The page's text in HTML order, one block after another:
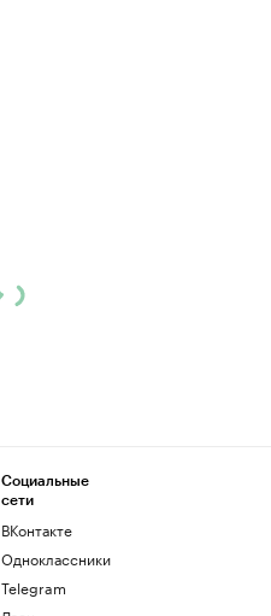
Социальные
сети
ВКонтакте
Одноклассники
Telegram